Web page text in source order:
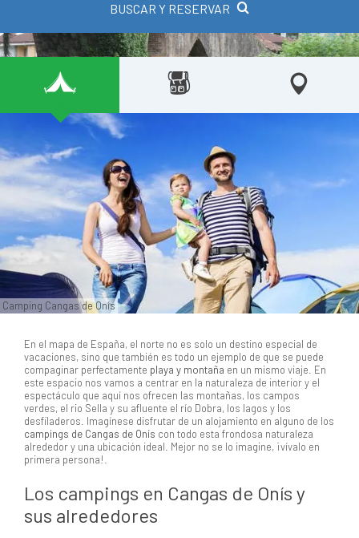
BUSCAR Y RESERVAR
Camping Cangas de Onís
En el mapa de España, el norte no es solo un destino especial de
vacaciones, sino que también es todo un ejemplo de que se puede
compaginar perfectamente playa y montaña en un mismo viaje. En
este espacio nos vamos a centrar en la naturaleza de interior y el
espectáculo que aquí nos ofrecen las montañas, los campos
verdes, el rio Sella y su afluente el río Dobra, los lagos y los
desfiladeros. Imagínese disfrutar de un alojamiento en alguno de los
campings de Cangas de Onís con todo esta frondosa naturaleza
alrededor y una ubicación ideal. Mejor no se lo imagine, ¡vívalo en
primera persona!.
Los campings en Cangas de Onís y
sus alrededores